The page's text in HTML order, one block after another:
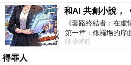
了承受層面，便很容易滑向一套
能解釋世界的語言體系。
相反，科學也有自己的越界風險
一合法的知識形式時，它也可能
《套路終結者：在虛
第一章：修羅場的序
卡爾頓酒店的總統套
18 小時前
得罪人